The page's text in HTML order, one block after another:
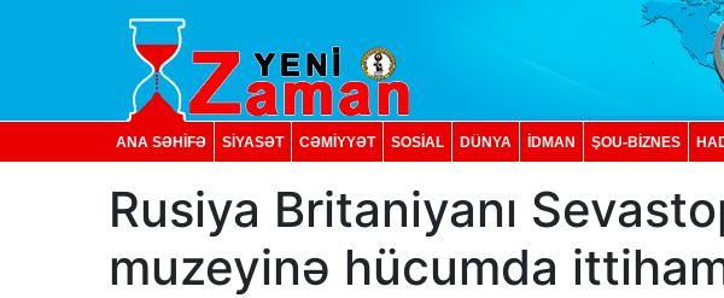
ANA SƏHİFƏ SİYASƏT CƏMİYYƏT SOSIAL DÜNYA İDMAN ŞOU-BİZNES
Rusiya Britaniyanı
muzeyinə hücumda